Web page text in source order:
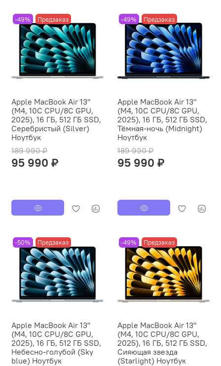
-49% Предзаказ
Apple MacBook Air 13"
(M4, 10C CPU/8C GPU,
2025), 16 ГБ, 512 ГБ SSD,
Серебристый (Silver)
Ноутбук
189 990 ₽
95 990 ₽
-49% Предзаказ
Apple MacBook Air 13"
(M4, 10C CPU/8C GPU,
2025), 16 ГБ, 512 ГБ SSD,
Тёмная-ночь (Midnight)
Ноутбук
189 990 ₽
95 990 ₽
-50% Предзаказ
Apple MacBook Air 13"
(M4, 10C CPU/8C GPU,
2025), 16 ГБ, 512 ГБ SSD,
Небесно-голубой (Sky
blue) Ноутбук
-49% Предзаказ
Apple MacBook Air 13"
(M4, 10C CPU/8C GPU,
2025), 16 ГБ, 512 ГБ SSD,
Сияющая звезда
(Starlight) Ноутбук